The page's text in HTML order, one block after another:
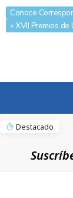
Conoce
» XVII Premios
Destacado